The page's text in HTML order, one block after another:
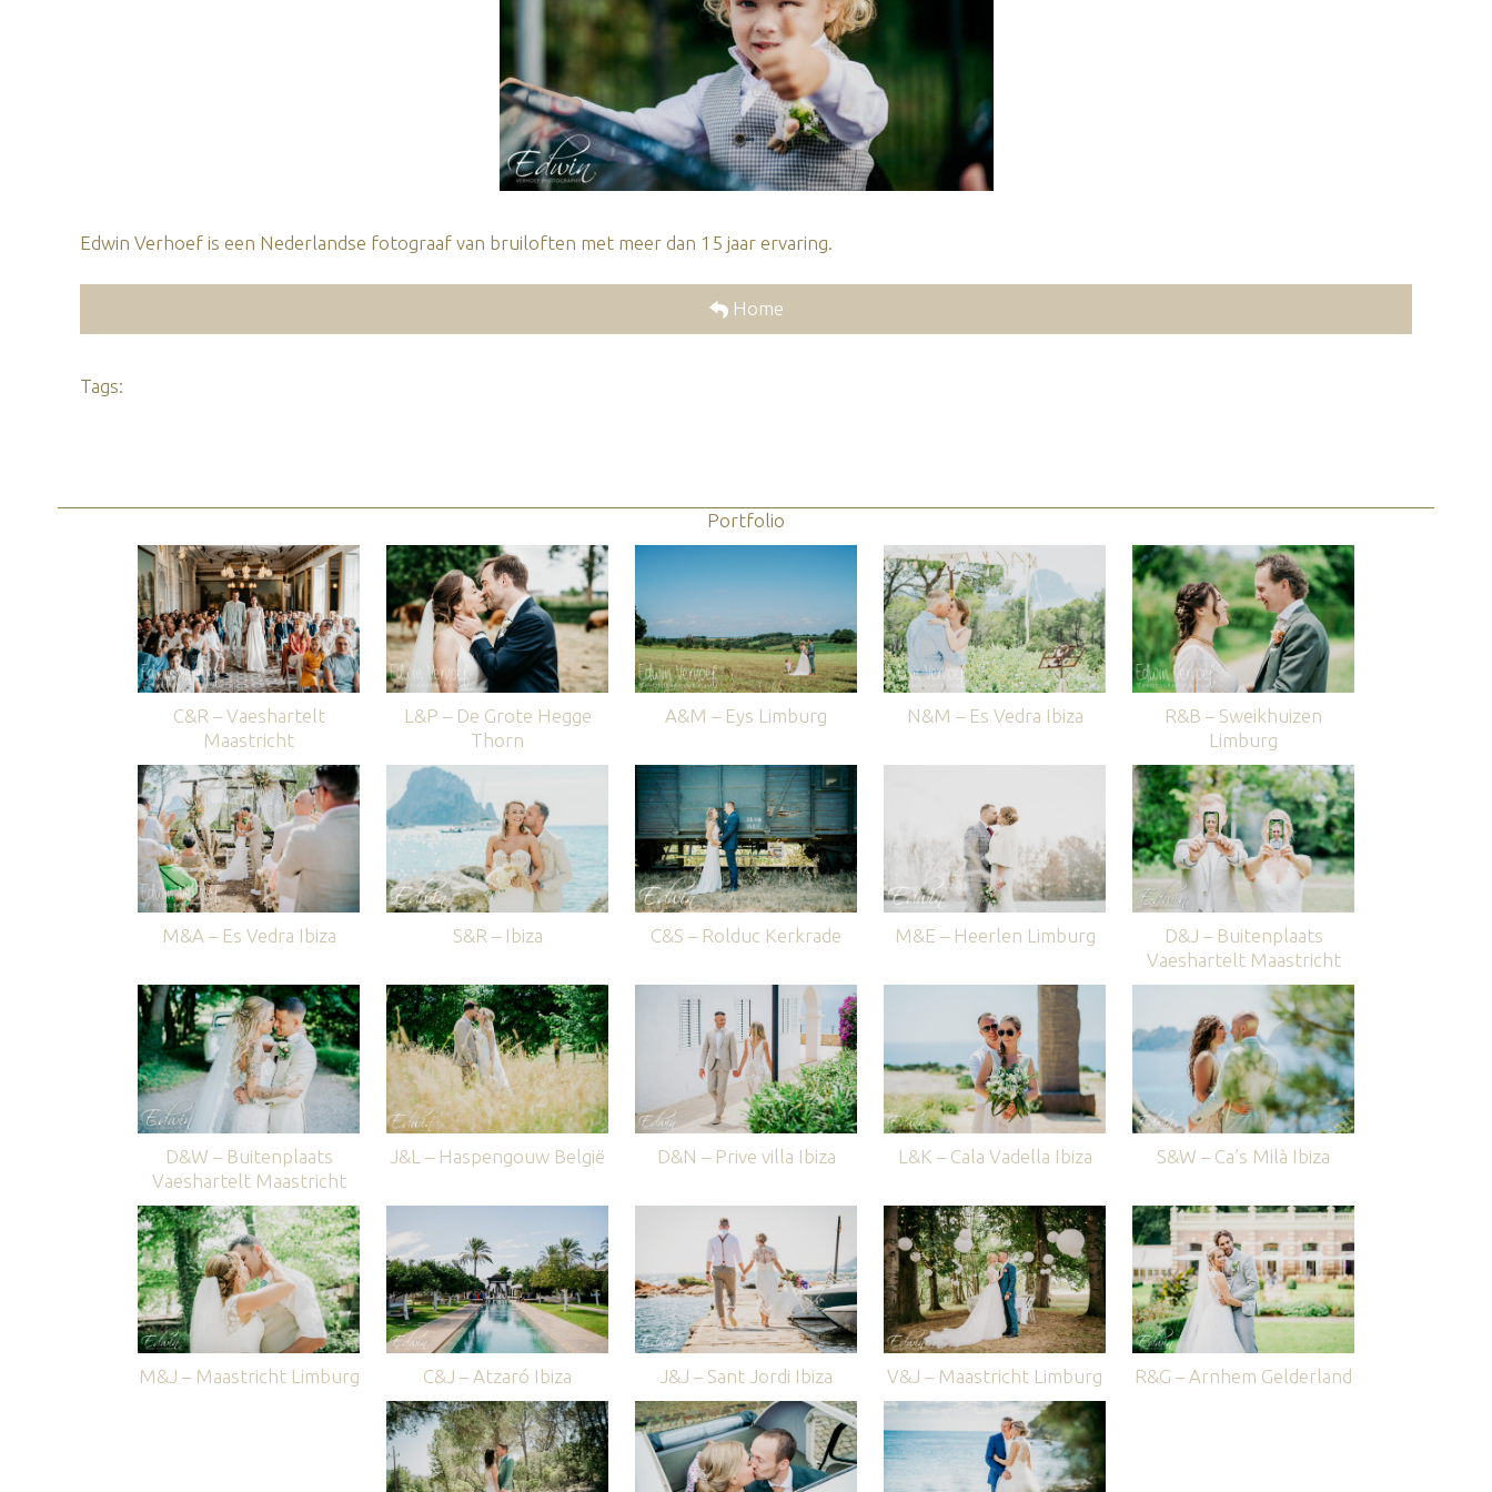
Edwin Verhoef is een Nederlandse fotograaf van bruiloften met meer dan 15 jaar ervaring.
Home
Tags:
Portfolio
C&R – Vaeshartelt
Maastricht
L&P – De Grote Hegge
Thorn
A&M – Eys Limburg N&M – Es Vedra Ibiza
R&B – Sweikhuizen
Limburg
M&A – Es Vedra Ibiza S&R – Ibiza C&S – Rolduc Kerkrade M&E – Heerlen Limburg
D&J – Buitenplaats
Vaeshartelt Maastricht
D&W – Buitenplaats
Vaeshartelt Maastricht
J&L – Haspengouw België D&N – Prive villa Ibiza L&K – Cala Vadella Ibiza S&W – Ca’s Milà Ibiza
M&J – Maastricht Limburg C&J – Atzaró Ibiza J&J – Sant Jordi Ibiza V&J – Maastricht Limburg R&G – Arnhem Gelderland